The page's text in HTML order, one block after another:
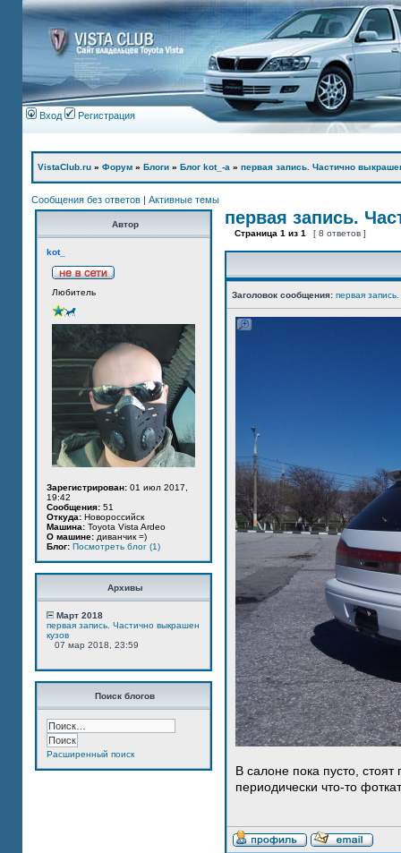
Вход Регистрация
VistaClub.ru » Форум » Блоги » Блог kot_-а » первая запись. Частично
Сообщения без ответов | Активные темы
Автор
kot_
Любитель
Зарегистрирован: 01 июл 2017,
19:42
Сообщения: 51
Откуда: Новороссийск
Машина: Toyota Vista Ardeo
О машине: диванчик =)
Блог: Посмотреть блог (1)
Архивы
Март 2018
первая запись. Частично выкрашен
кузов
07 мар 2018, 23:59
Поиск блогов
Расширенный поиск
первая запись.
Страница 1 из 1 [ 8 ответов ]
Заголовок сообщения: первая
В салоне пока пусто,
периодически что-то